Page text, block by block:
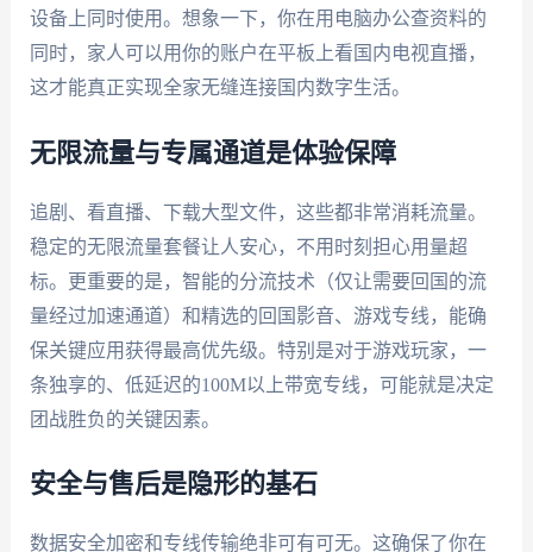
设备上同时使用。想象一下，你在用电脑办公查资料的
同时，家人可以用你的账户在平板上看国内电视直播，
这才能真正实现全家无缝连接国内数字生活。
无限流量与专属通道是体验保障
追剧、看直播、下载大型文件，这些都非常消耗流量。
稳定的无限流量套餐让人安心，不用时刻担心用量超
标。更重要的是，智能的分流技术（仅让需要回国的流
量经过加速通道）和精选的回国影音、游戏专线，能确
保关键应用获得最高优先级。特别是对于游戏玩家，一
条独享的、低延迟的100M以上带宽专线，可能就是决定
团战胜负的关键因素。
安全与售后是隐形的基石
数据安全加密和专线传输绝非可有可无。这确保了你在